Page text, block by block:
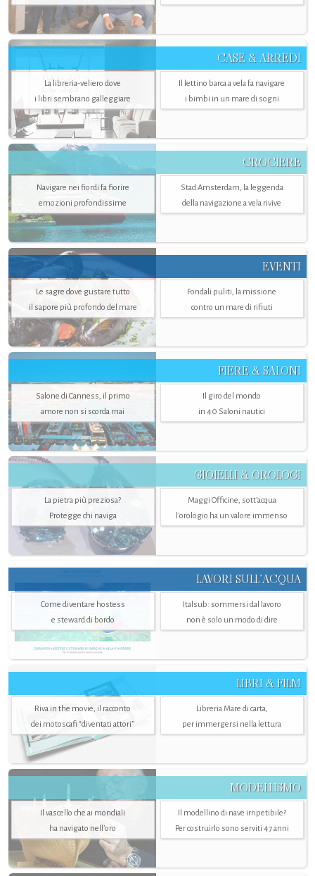
CASE & ARREDI
La libreria-veliero dove
i libri sembrano galleggiare
Il lettino barca a vela fa navigare
i bimbi in un mare di sogni
CROCIERE
Navigare nei fiordi fa fiorire
emozioni profondissime
Stad Amsterdam, la leggenda
della navigazione a vela rivive
EVENTI
Le sagre dove gustare tutto
il sapore più profondo del mare
Fondali puliti, la missione
contro un mare di rifiuti
FIERE & SALONI
Salone di Canness, il primo
amore non si scorda mai
Il giro del mondo
in 40 Saloni nautici
GIOIELLI & OROLOGI
La pietra più preziosa?
Protegge chi naviga
Maggi Officine, sott’acqua
l'orologio ha un valore immenso
LAVORI SULL’ACQUA
Come diventare hostess
e steward di bordo
Italsub: sommersi dal lavoro
non è solo un modo di dire
LIBRI & FILM
Riva in the movie, il racconto
dei motoscafi “diventati attori”
Libreria Mare di carta,
per immergersi nella lettura
MODELLISMO
Il vascello che ai mondiali
ha navigato nell’oro
Il modellino di nave irripetibile?
Per costruirlo sono serviti 47 anni